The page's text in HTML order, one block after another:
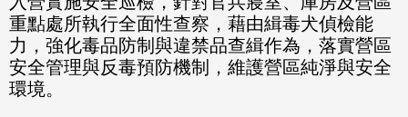
重點處所執行全面性查察，藉由緝毒犬偵檢能
力，強化毒品防制與違禁品查緝作為，落實營區
安全管理與反毒預防機制，維護營區純淨與安全
環境。